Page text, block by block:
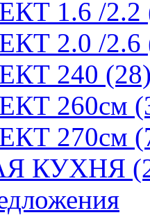
1.6 /2.2
2.0 /2.6
240
260см
270см
КУХНЯ